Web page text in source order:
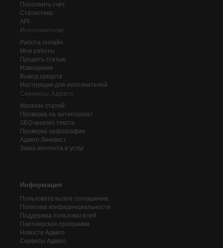
Пополнить счёт
Статистика
API
Исполнителю
Работа онлайн
Мои работы
Продать статью
Извещения
Вывод средств
Инструкции для исполнителей
Сервисы Адвего
Магазин статей
Проверка на антиплагиат
SEO-анализ текста
Проверка орфографии
Адвего Лингвист
Заказ контента и услуг
Информация
Пользовательское соглашение
Политика конфиденциальности
Поддержка пользователей
Партнерская программа
Новости Адвего
Сервисы Адвего